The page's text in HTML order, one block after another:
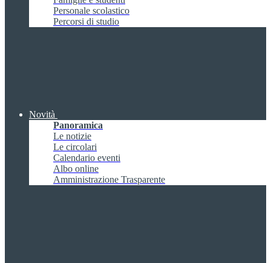
Personale scolastico
Percorsi di studio
Novità
Panoramica
Le notizie
Le circolari
Calendario eventi
Albo online
Amministrazione Trasparente